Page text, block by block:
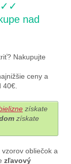
nad
Nakupujte
ceny a
40€.
získate
získate
obliečok a
zľavový